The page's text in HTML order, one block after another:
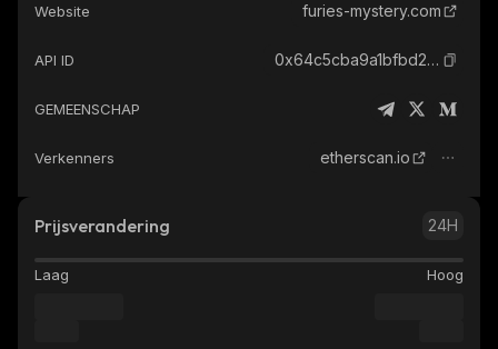
Website furies-mystery.com
API ID 0x64c5cba9a1bfbd2a5faf601d91beff2dcac2c974_ethereum
GEMEENSCHAP
Verkenners etherscan.io
Prijsverandering 24H
Laag Hoog